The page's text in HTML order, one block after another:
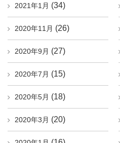
2021年1月 (34)
2020年11月 (26)
2020年9月 (27)
2020年7月 (15)
2020年5月 (18)
2020年3月 (20)